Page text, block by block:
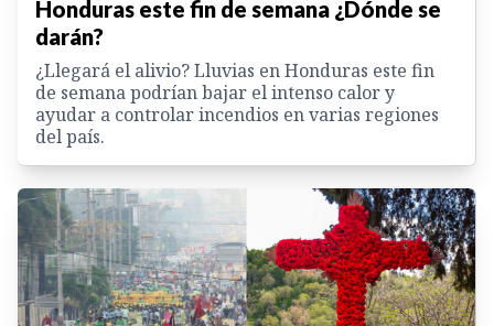
Honduras este fin de semana ¿Dónde se
darán?
¿Llegará el alivio? Lluvias en Honduras este fin
de semana podrían bajar el intenso calor y
ayudar a controlar incendios en varias regiones
del país.